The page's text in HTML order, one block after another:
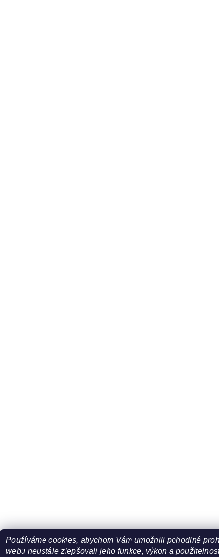
Používáme cookies, abychom Vám umožnili pohodlné
webu neustále zlepšovali jeho funkce, výkon a